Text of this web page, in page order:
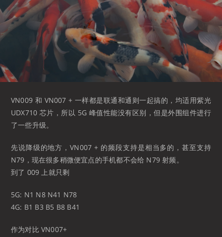
VN009 和 VN007 + 一样都是联通和通则一起搞的，均适用紫光
UDX710 芯片，所以 5G 峰值性能没有区别，但是外围组件进行
了一些升级。
先说降级的地方，VN007 + 的频段支持是相当多的，甚至支持
N79，现在很多稍微便宜点的手机都不会给 N79 射频。
到了 009 上就只剩
5G: N1 N8 N41 N78
4G: B1 B3 B5 B8 B41
作为对比 VN007+